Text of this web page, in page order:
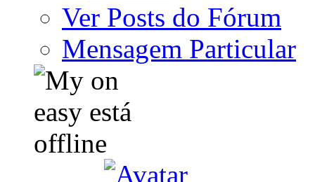
Ver Posts do Fórum
Mensagem Particular